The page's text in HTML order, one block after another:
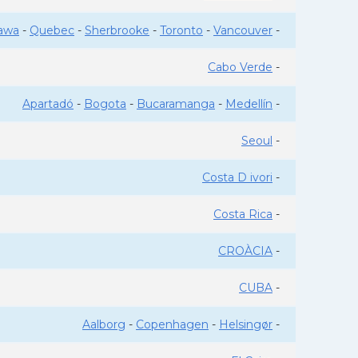
- Quebec - Sherbrooke - Toronto - Vancouver -
Cabo Verde -
Apartadó - Bogota - Bucaramanga - Medellín -
Seoul -
Costa D ivori -
Costa Rica -
CROÀCIA -
CUBA -
Aalborg - Copenhagen - Helsingør -